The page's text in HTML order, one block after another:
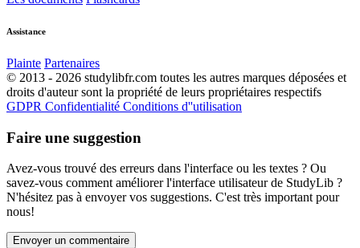
Assistance
Plainte Partenaires
© 2013 - 2026 studylibfr.com toutes les autres marques déposées et
droits d'auteur sont la propriété de leurs propriétaires respectifs
GDPR Confidentialité Conditions d''utilisation
Faire une suggestion
Avez-vous trouvé des erreurs dans l'interface ou les textes ? Ou
savez-vous comment améliorer l'interface utilisateur de StudyLib ?
N'hésitez pas à envoyer vos suggestions. C'est très important pour
nous!
Envoyer un commentaire